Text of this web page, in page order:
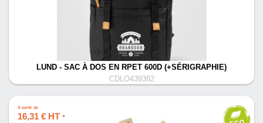
LUND - SAC À DOS EN RPET 600D (+SÉRIGRAPHIE)
CDLO439382
À partir de
16,31 € HT *